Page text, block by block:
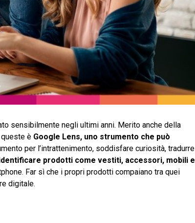
sensibilmente negli ultimi anni. Merito anche della
è Google Lens, uno strumento che può
per l’intrattenimento, soddisfare curiosità, tradurre
prodotti come vestiti, accessori, mobili e
Far sì che i propri prodotti compaiano tra quei
digitale.